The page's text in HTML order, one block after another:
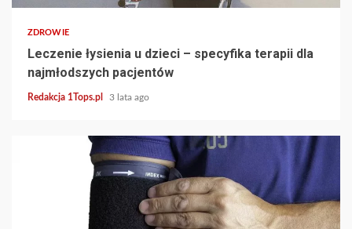
ZDROWIE
Leczenie łysienia u dzieci – specyfika terapii dla
najmłodszych pacjentów
Redakcja 1Tops.pl 3 lata ago